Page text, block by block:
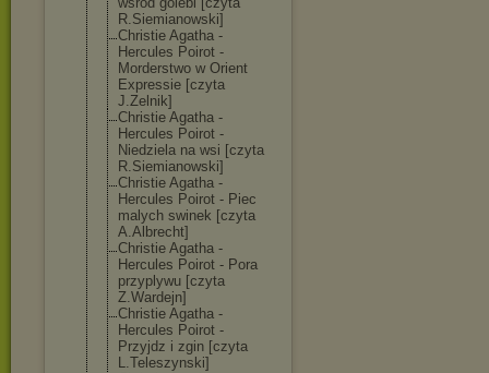
R.Siemianowski]
Christie Agatha -
Hercules Poirot -
Morderstwo w Orient
Expressie [czyta
J.Zelnik]
Christie Agatha -
Hercules Poirot -
Niedziela na wsi [czyta
R.Siemianowski]
Christie Agatha -
Hercules Poirot - Piec
malych swinek [czyta
A.Albrecht]
Christie Agatha -
Hercules Poirot - Pora
przyplywu [czyta
Z.Wardejn]
Christie Agatha -
Hercules Poirot -
Przyjdz i zgin [czyta
L.Teleszynski]